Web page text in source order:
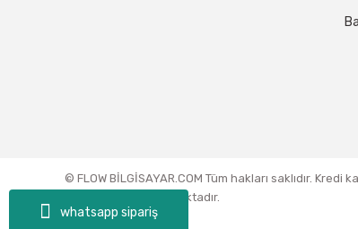
whatsapp sipariş
© FLOW BİLGİSAYAR.COM Tüm hakları saklıdır. Kredi
sertifikası ile korunmaktadır.